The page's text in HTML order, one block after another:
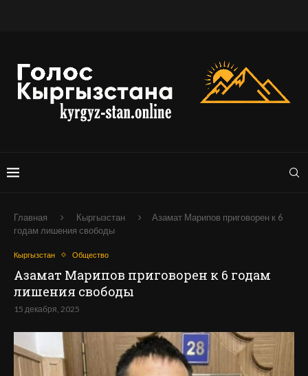
Главная Кыргызстан
Азамат Марипов приговорен к 6
годам лишения свободы
Кыргызстан Общество
Азамат Марипов приговорен к 6 годам
лишения свободы
15 декабря, 2025